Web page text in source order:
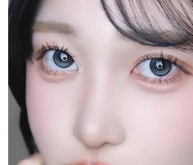
1 Month
3~6 Months
よりどりキット
カラー
チョコ
グレー
ヘーゼル